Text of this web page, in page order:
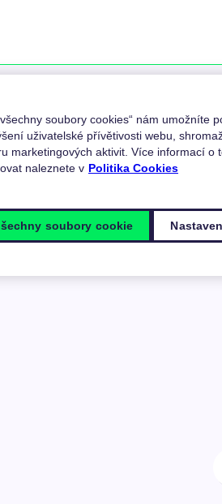
soubory cookies“ nám umožníte
uživatelské přívětivosti webu,
marketingových aktivit. Více informací o
naleznete v Politika Cookies
soubory cookie